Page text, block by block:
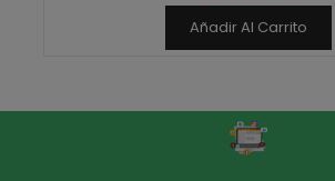
Añadir Al Carrito